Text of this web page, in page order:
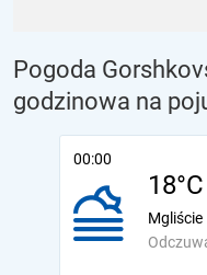
Pogoda
godzinowa na
00:00
18°C
Mgliście